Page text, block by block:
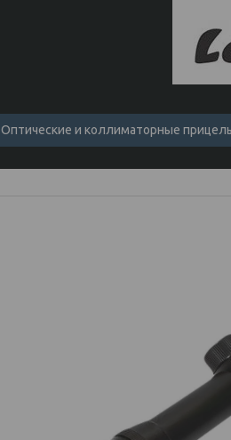
Оптические и коллиматорные